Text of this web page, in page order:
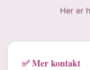
Her er
✅ Mer kontakt